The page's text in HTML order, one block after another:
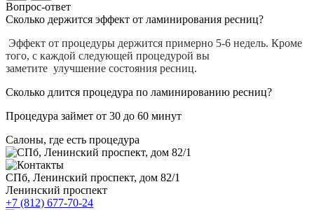
Вопрос-ответ
Сколько держится эффект от ламинирования ресниц?
Эффект от процедуры держится примерно 5-6 недель. Кроме
того, с каждой следующей процедурой вы
заметите улучшение состояния ресниц.
Сколько длится процедура по ламинированию ресниц?
Процедура займет от 30 до 60 минут
Салоны, где есть процедура
СПб, Ленинский проспект, дом 82/1
Ленинский проспект
+7 (812) 677-70-24